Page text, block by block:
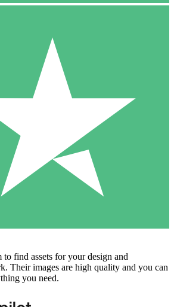
to find assets for your design and
Their images are high quality and you can
you need.